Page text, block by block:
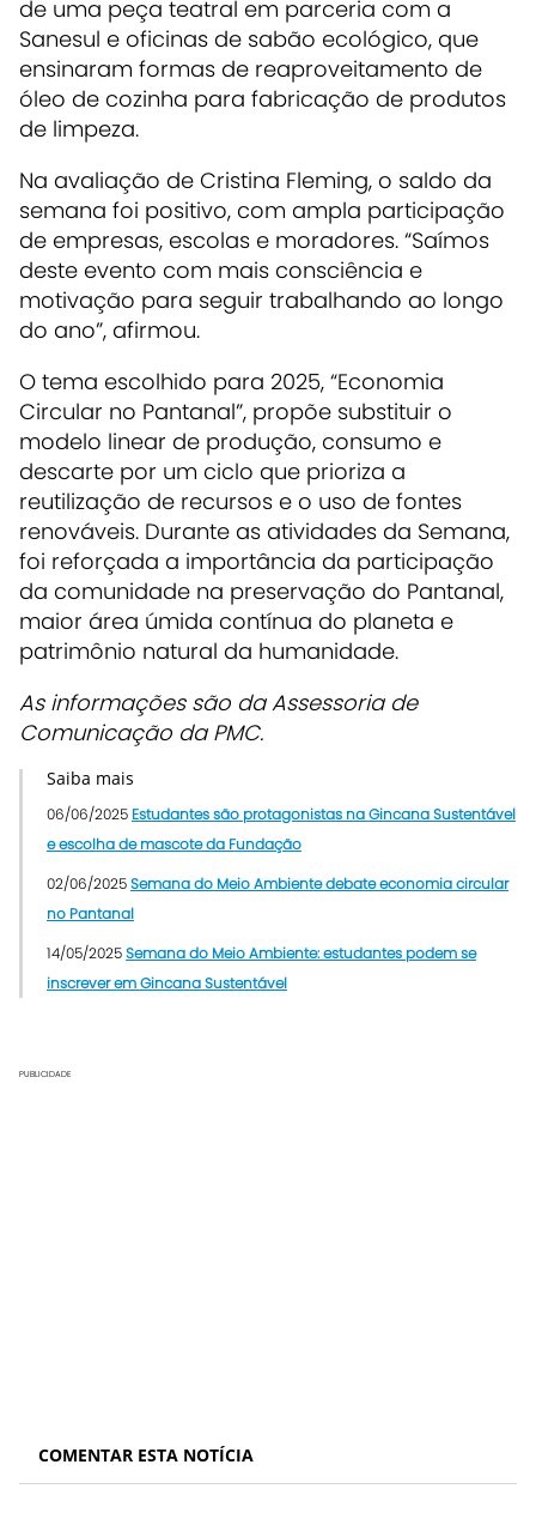
de uma peça teatral em parceria com a
Sanesul e oficinas de sabão ecológico, que
ensinaram formas de reaproveitamento de
óleo de cozinha para fabricação de produtos
de limpeza.
Na avaliação de Cristina Fleming, o saldo da
semana foi positivo, com ampla participação
de empresas, escolas e moradores. “Saímos
deste evento com mais consciência e
motivação para seguir trabalhando ao longo
do ano”, afirmou.
O tema escolhido para 2025, “Economia
Circular no Pantanal”, propõe substituir o
modelo linear de produção, consumo e
descarte por um ciclo que prioriza a
reutilização de recursos e o uso de fontes
renováveis. Durante as atividades da Semana,
foi reforçada a importância da participação
da comunidade na preservação do Pantanal,
maior área úmida contínua do planeta e
patrimônio natural da humanidade.
As informações são da Assessoria de
Comunicação da PMC.
Saiba mais
06/06/2025 Estudantes são protagonistas na Gincana Sustentável
e escolha de mascote da Fundação
02/06/2025Semana do Meio Ambiente debate economia circular
no Pantanal
14/05/2025Semana do Meio Ambiente: estudantes podem se
inscrever em Gincana Sustentável
PUBLICIDADE
COMENTAR ESTA NOTÍCIA